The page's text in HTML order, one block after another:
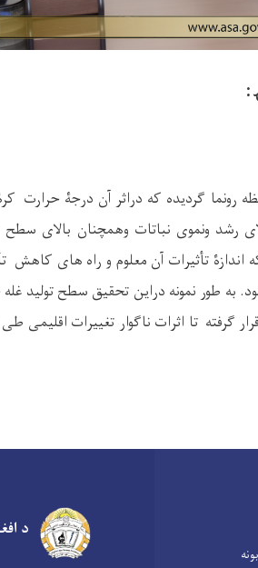
رونما گردیده که دراثر آن درجۀ حرارت
رشد ونموی نباتات وهمچنان بالای سطح
اندازۀ تأثیرات آن معلوم و راه های کاهش
به طور نمونه دراین تحقیق سطح تولید
د